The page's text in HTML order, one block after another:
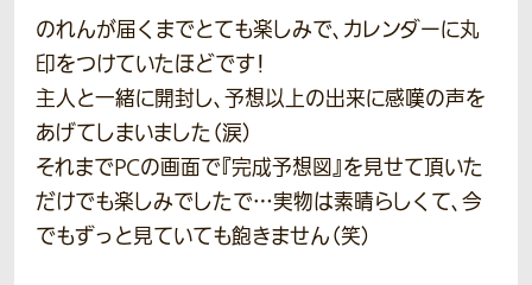
のれんが届くまでとても楽しみで、カレンダーに丸
印をつけていたほどです！
主人と一緒に開封し、予想以上の出来に感嘆の声を
あげてしまいました（涙）
それまでPCの画面で『完成予想図』を見せて頂いた
だけでも楽しみでしたで…実物は素晴らしくて、今
でもずっと見ていても飽きません（笑）